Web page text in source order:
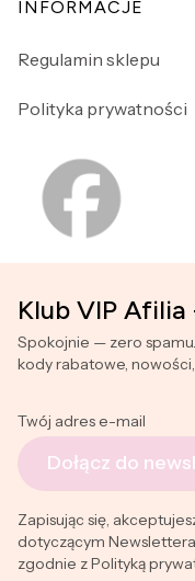
INFORMACJE
Regulamin sklepu
Polityka prywatności
Klub VIP
Spokojnie — zero
kody rabatowe,
Twój adres e-mail
Dołącz do
Zapisując się,
dotyczącym
zgodnie z Polityką